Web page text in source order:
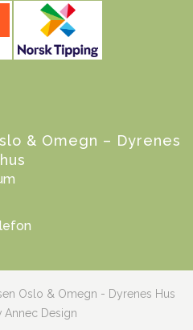
& Omegn – Dyrenes
hus
Oslo & Omegn - Dyrenes Hus
Annec Design